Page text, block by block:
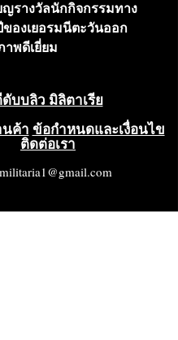
ญรางวัลนักกิจกรรมทาง
ของเยอรมนีตะวันออก
าพดีเยี่ยม
บบลิว มิลิตาเรีย
นค้า ข้อกำหนดและเงื่อนไข
ติดต่อเรา